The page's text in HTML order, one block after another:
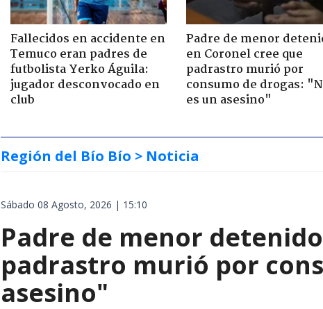
Fallecidos en accidente en
Temuco eran padres de
futbolista Yerko Águila:
jugador desconvocado en
club
Padre de menor
en Coronel cree que
padrastro murió por
consumo de drogas:
es un asesino"
Región del Bío Bío > Noticia
Sábado 08 Agosto, 2026 | 15:10
Padre de menor
padrastro murió por
asesino"